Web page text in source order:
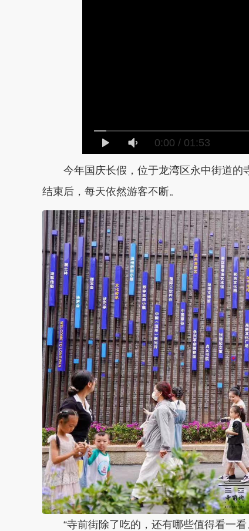
0:00 / 01:53
今年国庆长假，位于龙湾区永中街道的
结束后，每天依然游客不断。
“寺前街除了吃的，还有哪些值得看一看